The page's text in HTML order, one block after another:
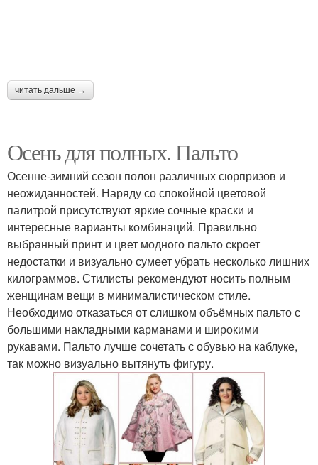
читать дальше →
Осень для полных. Пальто
Осенне-зимний сезон полон различных сюрпризов и
неожиданностей. Наряду со спокойной цветовой
палитрой присутствуют яркие сочные краски и
интересные варианты комбинаций. Правильно
выбранный принт и цвет модного пальто скроет
недостатки и визуально сумеет убрать несколько лишних
килограммов. Стилисты рекомендуют носить полным
женщинам вещи в минималистическом стиле.
Необходимо отказаться от слишком объёмных пальто с
большими накладными карманами и широкими
рукавами. Пальто лучше сочетать с обувью на каблуке,
так можно визуально вытянуть фигуру.